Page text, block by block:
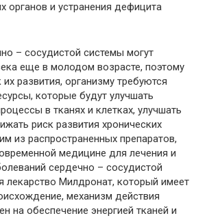
органов и устранения дефицита
– сосудистой системы могут
еще в молодом возрасте, поэтому
развития, организму требуются
которые будут улучшать
в тканях и клетках, улучшать
риск развития хронических
из распространенных препаратов,
медицине для лечения и
сердечно – сосудистой
лекарство Милдронат, который имеет
механизм действия
на обеспечение энергией тканей и